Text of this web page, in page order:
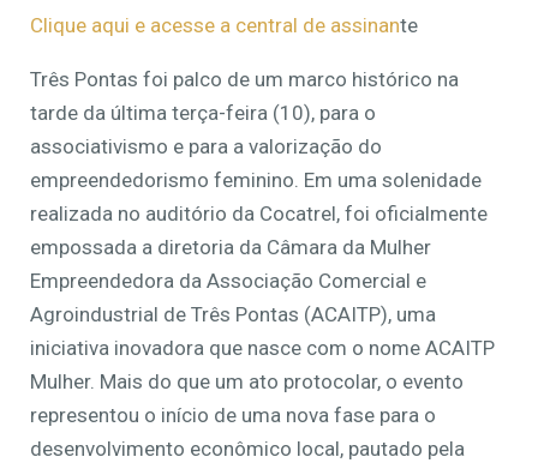
Clique aqui e acesse a central de assinante
Três Pontas foi palco de um marco histórico na
tarde da última terça-feira (10), para o
associativismo e para a valorização do
empreendedorismo feminino. Em uma solenidade
realizada no auditório da Cocatrel, foi oficialmente
empossada a diretoria da Câmara da Mulher
Empreendedora da Associação Comercial e
Agroindustrial de Três Pontas (ACAITP), uma
iniciativa inovadora que nasce com o nome ACAITP
Mulher. Mais do que um ato protocolar, o evento
representou o início de uma nova fase para o
desenvolvimento econômico local, pautado pela